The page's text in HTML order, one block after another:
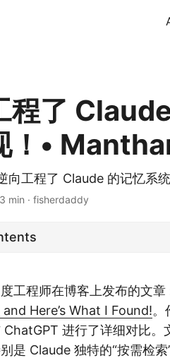
程了
！•
工程了 Claude 的记忆系统
3 min · fisherdaddy
工程师在博客上发布的文章
Here’s What I Found!。
进行了详细对比
是 Claude 独特的“按需检索”